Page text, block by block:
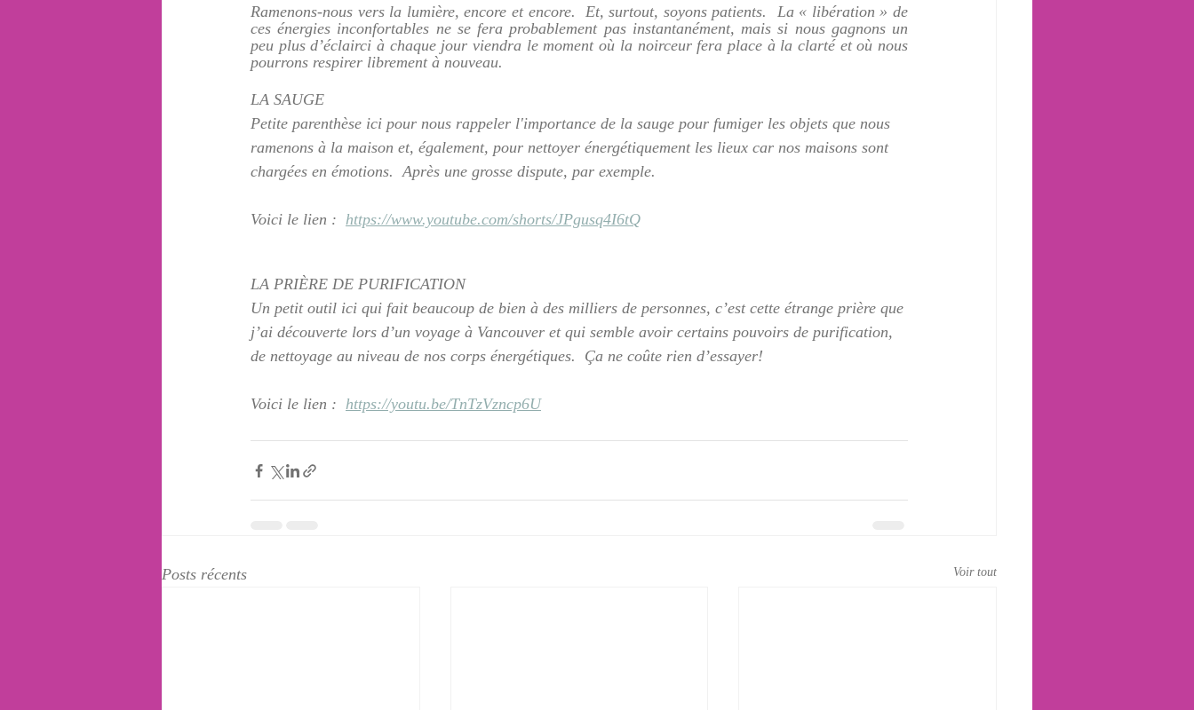
Ramenons-nous vers la lumière, encore et encore.  Et, surtout, soyons patients.  La « libération » de
ces énergies inconfortables ne se fera probablement pas instantanément, mais si nous gagnons un
peu plus d’éclairci à chaque jour viendra le moment où la noirceur fera place à la clarté et où nous
pourrons respirer librement à nouveau.
LA SAUGE
Petite parenthèse ici pour nous rappeler l'importance de la sauge pour fumiger les objets que nous
ramenons à la maison et, également, pour nettoyer énergétiquement les lieux car nos maisons sont
chargées en émotions.  Après une grosse dispute, par exemple.
Voici le lien : https://www.youtube.com/shorts/JPgusq4I6tQ
LA PRIÈRE DE PURIFICATION
Un petit outil ici qui fait beaucoup de bien à des milliers de personnes, c’est cette étrange prière que
j’ai découverte lors d’un voyage à Vancouver et qui semble avoir certains pouvoirs de purification,
de nettoyage au niveau de nos corps énergétiques.  Ça ne coûte rien d’essayer!
Voici le lien : https://youtu.be/TnTzVzncp6U
Posts récents Voir tout